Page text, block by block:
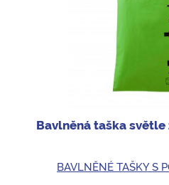
Bavlněná taška světle
BAVLNĚNÉ TAŠKY S